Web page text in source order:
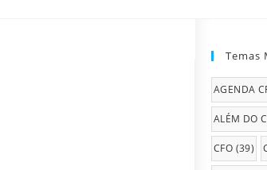
Temas
AGENDA
ALÉM DO
CFO (39)